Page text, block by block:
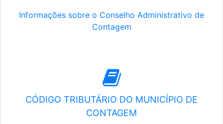
Informações sobre o Conselho Administrativo de
Contagem
CÓDIGO TRIBUTÁRIO DO MUNICÍPIO DE
CONTAGEM